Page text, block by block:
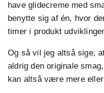
have glidecreme med
benytte sig af én, hvor
timer i produkt
Og så vil jeg altså sige,
aldrig den originale
kan altså være mere